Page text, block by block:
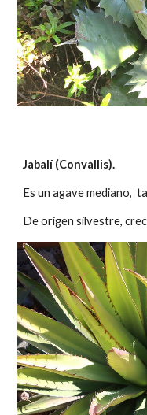
Jabalí (Convallis).
Es un agave mediano,
De origen silvestre,